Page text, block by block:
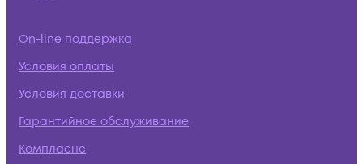
On-line поддержка
Условия оплаты
Условия доставки
Гарантийное обслуживание
Комплаенс